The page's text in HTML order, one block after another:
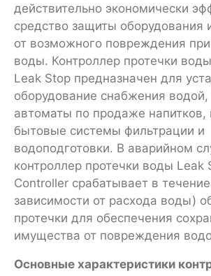
действительно экономически
средство защиты оборудования
от возможного повреждения при
воды. Контроллер протечки
Leak Stop предназначен для
оборудование снабжения водой,
автоматы по продаже напитков,
бытовые системы фильтрации и
водоподготовки. В аварийном
контроллер протечки воды Leak
Controller срабатывает в
зависимости от расхода воды)
протечки для обеспечения
имущества от повреждения
Основные характеристики